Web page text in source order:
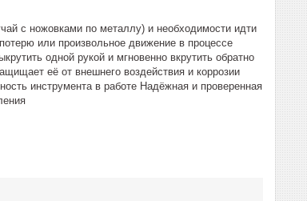
с ножовками по металлу) и необходимости идти
или произвольное движение в процессе
одной рукой и мгновенно вкрутить обратно
её от внешнего воздействия и коррозии
инструмента в работе Надёжная и проверенная